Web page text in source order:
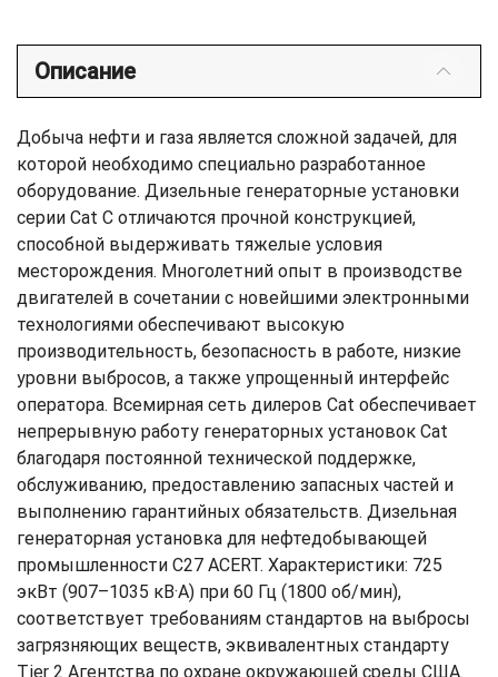
Описание
Добыча нефти и газа является сложной задачей, для
которой необходимо специально разработанное
оборудование. Дизельные генераторные установки
серии Cat C отличаются прочной конструкцией,
способной выдерживать тяжелые условия
месторождения. Многолетний опыт в производстве
двигателей в сочетании с новейшими электронными
технологиями обеспечивают высокую
производительность, безопасность в работе, низкие
уровни выбросов, а также упрощенный интерфейс
оператора. Всемирная сеть дилеров Cat обеспечивает
непрерывную работу генераторных установок Cat
благодаря постоянной технической поддержке,
обслуживанию, предоставлению запасных частей и
выполнению гарантийных обязательств. Дизельная
генераторная установка для нефтедобывающей
промышленности C27 ACERT. Характеристики: 725
экВт (907–1035 кВ·А) при 60 Гц (1800 об/мин),
соответствует требованиям стандартов на выбросы
загрязняющих веществ, эквивалентных стандарту
Tier 2 Агентства по охране окружающей среды США.